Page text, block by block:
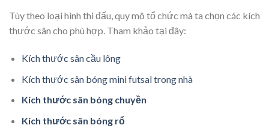
Tùy theo loại hình thi đấu, quy mô tổ chức mà ta chọn các kích
thước sân cho phù hợp. Tham khảo tại đây:
Kích thước sân cầu lông
Kích thước sân bóng mini futsal trong nhà
Kích thước sân bóng chuyền
Kích thước sân bóng rổ